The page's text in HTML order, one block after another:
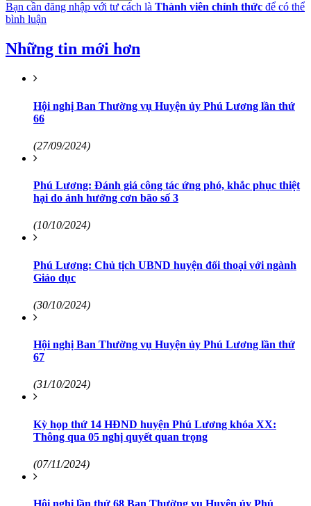
Bạn cần đăng nhập với tư cách là Thành viên chính thức để có thể
bình luận
Những tin mới hơn
Hội nghị Ban Thường vụ Huyện ủy Phú Lương lần thứ
66
(27/09/2024)
Phú Lương: Đánh giá công tác ứng phó, khắc phục thiệt
hại do ảnh hưởng cơn bão số 3
(10/10/2024)
Phú Lương: Chủ tịch UBND huyện đối thoại với ngành
Giáo dục
(30/10/2024)
Hội nghị Ban Thường vụ Huyện ủy Phú Lương lần thứ
67
(31/10/2024)
Kỳ họp thứ 14 HĐND huyện Phú Lương khóa XX:
Thông qua 05 nghị quyết quan trọng
(07/11/2024)